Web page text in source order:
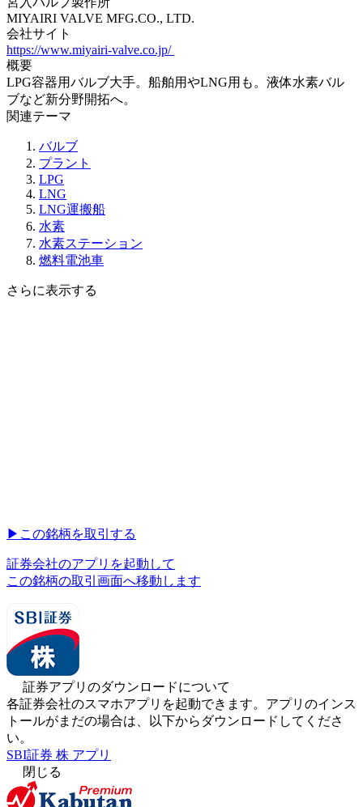
MIYAIRI VALVE MFG.CO., LTD.
会社サイト
https://www.miyairi-valve.co.jp/
概要
LPG容器用バルブ大手。船舶用やLNG用も。液体水素バル
ブなど新分野開拓へ。
関連テーマ
バルブ
プラント
LPG
LNG
LNG運搬船
水素
水素ステーション
燃料電池車
さらに表示する
▶︎ この銘柄を取引する
証券会社のアプリを起動して
この銘柄の取引画面へ移動します
証券アプリのダウンロードについて
各証券会社のスマホアプリを起動できます。アプリのインス
トールがまだの場合は、以下からダウンロードしてくださ
い。
SBI証券 株 アプリ
閉じる